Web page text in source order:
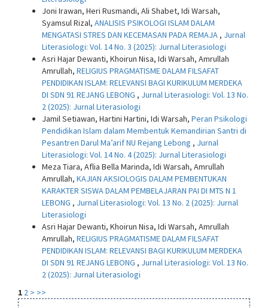
Joni Irawan, Heri Rusmandi, Ali Shabet, Idi Warsah,
Syamsul Rizal, ANALISIS PSIKOLOGI ISLAM DALAM
MENGATASI STRES DAN KECEMASAN PADA REMAJA , Jurnal
Literasiologi: Vol. 14 No. 3 (2025): Jurnal Literasiologi
Asri Hajar Dewanti, Khoirun Nisa, Idi Warsah, Amrullah
Amrullah, RELIGIUS PRAGMATISME DALAM FILSAFAT
PENDIDIKAN ISLAM: RELEVANSI BAGI KURIKULUM MERDEKA
DI SDN 91 REJANG LEBONG , Jurnal Literasiologi: Vol. 13 No.
2 (2025): Jurnal Literasiologi
Jamil Setiawan, Hartini Hartini, Idi Warsah, Peran Psikologi
Pendidikan Islam dalam Membentuk Kemandirian Santri di
Pesantren Darul Ma’arif NU Rejang Lebong , Jurnal
Literasiologi: Vol. 14 No. 4 (2025): Jurnal Literasiologi
Meza Tiara, Aflia Bella Marinda, Idi Warsah, Amrullah
Amrullah, KAJIAN AKSIOLOGIS DALAM PEMBENTUKAN
KARAKTER SISWA DALAM PEMBELAJARAN PAI DI MTS N 1
LEBONG , Jurnal Literasiologi: Vol. 13 No. 2 (2025): Jurnal
Literasiologi
Asri Hajar Dewanti, Khoirun Nisa, Idi Warsah, Amrullah
Amrullah, RELIGIUS PRAGMATISME DALAM FILSAFAT
PENDIDIKAN ISLAM: RELEVANSI BAGI KURIKULUM MERDEKA
DI SDN 91 REJANG LEBONG , Jurnal Literasiologi: Vol. 13 No.
2 (2025): Jurnal Literasiologi
1 2 > >>